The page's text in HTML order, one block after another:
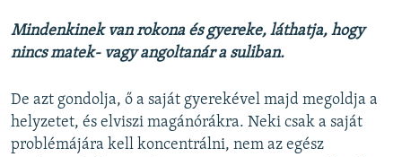
Mindenkinek van rokona és gyereke, láthatja, hogy
nincs matek- vagy angoltanár a suliban.
De azt gondolja, ő a saját gyerekével majd megoldja a
helyzetet, és elviszi magánórákra. Neki csak a saját
problémájára kell koncentrálni, nem az egész